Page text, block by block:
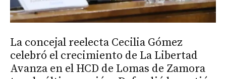
La concejal reelecta Cecilia Gómez
celebró el crecimiento de La Libertad
Avanza en el HCD de Lomas de Zamora